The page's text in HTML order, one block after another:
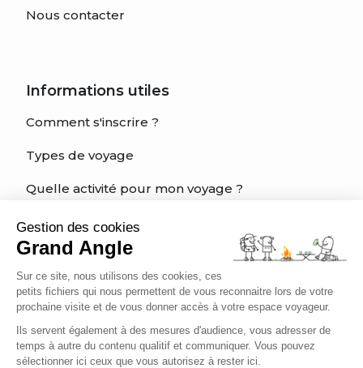
Gestion des cookies
Grand Angle
Sur ce site, nous utilisons des cookies, ces
petits fichiers qui nous permettent de vous reconnaitre lors de votre
prochaine visite et de vous donner accès à votre espace voyageur.
Ils servent également à des mesures d'audience, vous adresser de
temps à autre du contenu qualitif et communiquer. Vous pouvez
sélectionner ici ceux que vous autorisez à rester ici.
Nous contacter
Informations utiles
Comment s'inscrire ?
Types de voyage
Quelle activité pour mon voyage ?
Quel est mon niveau?
Charte éthique du voyageur
Être bien assuré
Français